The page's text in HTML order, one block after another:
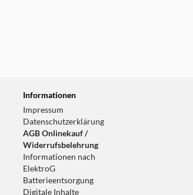
Informationen
Impressum
Datenschutzerklärung
AGB Onlinekauf /
Widerrufsbelehrung
Informationen nach
ElektroG
Batterieentsorgung
Digitale Inhalte